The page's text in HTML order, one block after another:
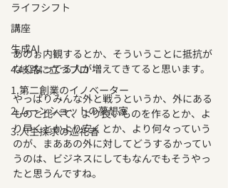
ライフシフト
講座
生成AI
4.岐路に立つプロ
1.第二創業のイノベーター
2.ムーンショットの夢想家
3.人生探求の巡礼者
あのぉ内観するとか、そういうことに抵抗が
なくなってる人が増えてきてると思います。
やっぱりみんな外と戦うというか、外にある
ものと比べて、より良いものを作るとか、よ
り早くとかより安くとか、より何々っていう
のが、まああの外に対してどうするかってい
うのは、ビジネスにしてもなんでもそうやっ
たと思うんですね。